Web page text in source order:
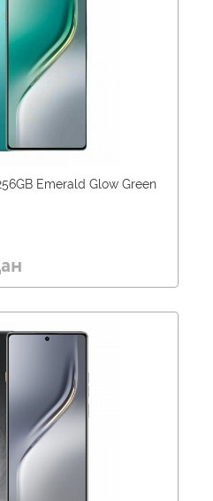
Emerald Glow Green